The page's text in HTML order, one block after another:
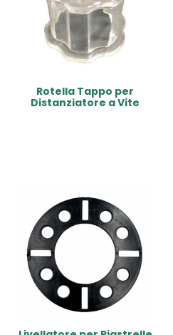
Rotella Tappo per
Distanziatore a Vite